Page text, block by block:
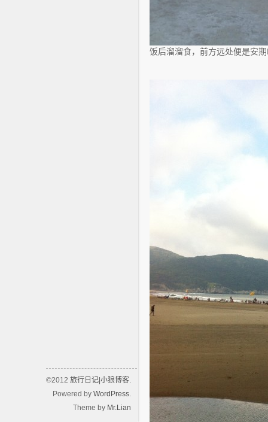
©2012 旅行日记|小狼博客.
Powered by WordPress.
Theme by Mr.Lian
饭后溜溜食，前方远处便是安